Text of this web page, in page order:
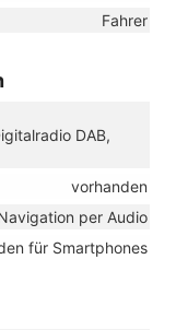
Fahrer
DAB,
vorhanden
per Audio
für Smartphones